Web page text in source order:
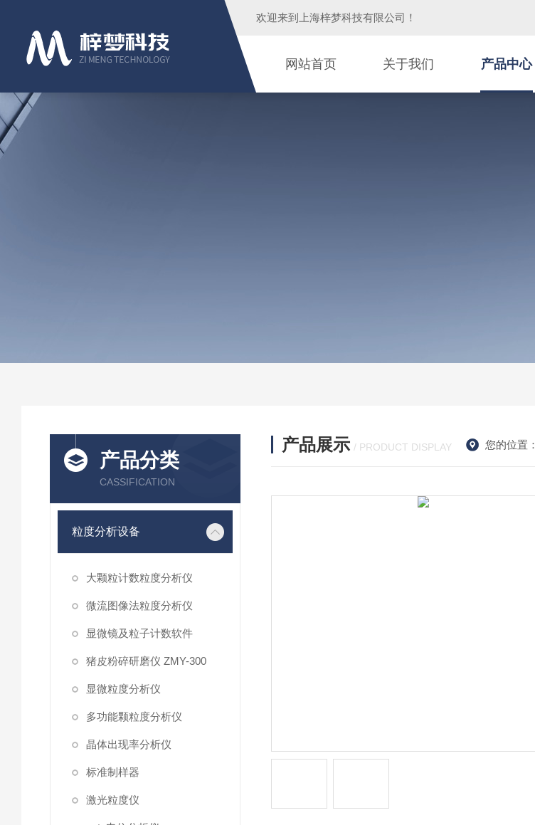
欢迎来到 上海梓梦科技有限公司 ！
网站首页 关于我们 产品中心
产品分类
CASSIFICATION
粒度分析设备
大颗粒计数粒度分析仪
微流图像法粒度分析仪
显微镜及粒子计数软件
猪皮粉碎研磨仪 ZMY-300
显微粒度分析仪
多功能颗粒度分析仪
晶体出现率分析仪
标准制样器
激光粒度仪
产品展示 / PRODUCT DISPLAY 您的位置：